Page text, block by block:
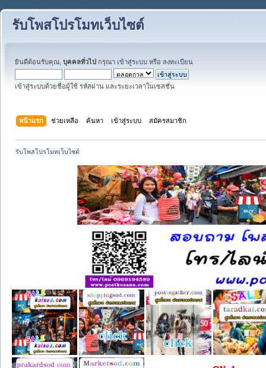
รับโพสโปรโมทเว็บไซต์
ยินดีต้อนรับคุณ, บุคคลทั่วไป กรุณา เข้าสู่ระบบ หรือ ลงทะเบียน
เข้าสู่ระบบด้วยชื่อผู้ใช้ รหัสผ่าน และระยะเวลาในเซสชั่น
หน้าแรก ช่วยเหลือ ค้นหา เข้าสู่ระบบ สมัครสมาชิก
รับโพสโปรโมทเว็บไซต์